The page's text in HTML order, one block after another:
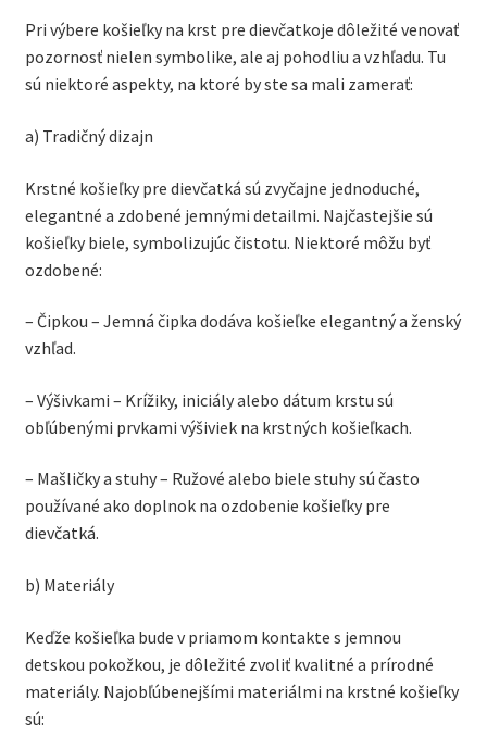
Pri výbere košieľky na krst pre dievčatkoje dôležité venovať
pozornosť nielen symbolike, ale aj pohodliu a vzhľadu. Tu
sú niektoré aspekty, na ktoré by ste sa mali zamerať:
a) Tradičný dizajn
Krstné košieľky pre dievčatká sú zvyčajne jednoduché,
elegantné a zdobené jemnými detailmi. Najčastejšie sú
košieľky biele, symbolizujúc čistotu. Niektoré môžu byť
ozdobené:
– Čipkou – Jemná čipka dodáva košieľke elegantný a ženský
vzhľad.
– Výšivkami – Krížiky, iniciály alebo dátum krstu sú
obľúbenými prvkami výšiviek na krstných košieľkach.
– Mašličky a stuhy – Ružové alebo biele stuhy sú často
používané ako doplnok na ozdobenie košieľky pre
dievčatká.
b) Materiály
Keďže košieľka bude v priamom kontakte s jemnou
detskou pokožkou, je dôležité zvoliť kvalitné a prírodné
materiály. Najobľúbenejšími materiálmi na krstné košieľky
sú: